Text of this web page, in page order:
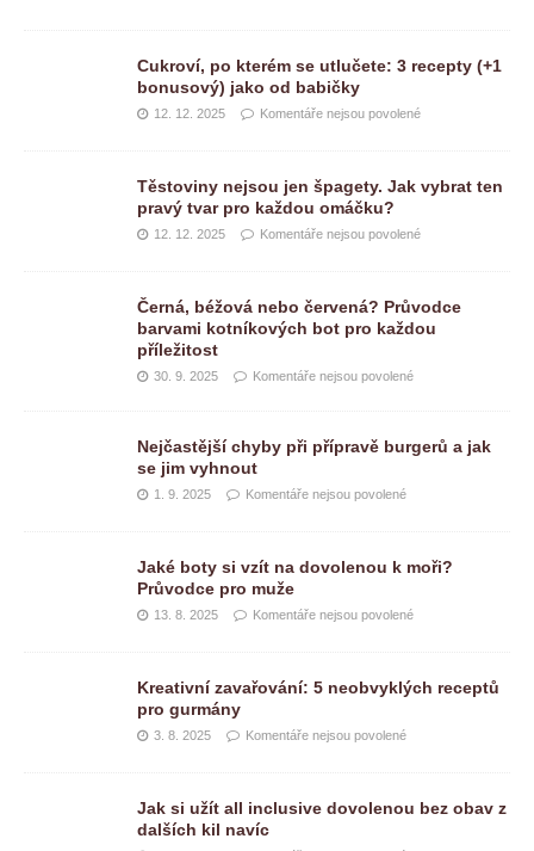
Cukroví, po kterém se utlučete: 3 recepty (+1
bonusový) jako od babičky
12. 12. 2025 Komentáře nejsou povolené
Těstoviny nejsou jen špagety. Jak vybrat ten
pravý tvar pro každou omáčku?
12. 12. 2025 Komentáře nejsou povolené
Černá, béžová nebo červená? Průvodce
barvami kotníkových bot pro každou
příležitost
30. 9. 2025 Komentáře nejsou povolené
Nejčastější chyby při přípravě burgerů a jak
se jim vyhnout
1. 9. 2025 Komentáře nejsou povolené
Jaké boty si vzít na dovolenou k moři?
Průvodce pro muže
13. 8. 2025 Komentáře nejsou povolené
Kreativní zavařování: 5 neobvyklých receptů
pro gurmány
3. 8. 2025 Komentáře nejsou povolené
Jak si užít all inclusive dovolenou bez obav z
dalších kil navíc